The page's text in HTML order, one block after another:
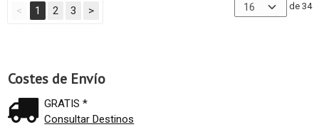
Costes de Envío
GRATIS *
Consultar Destinos
< 1 2 3 > de 34